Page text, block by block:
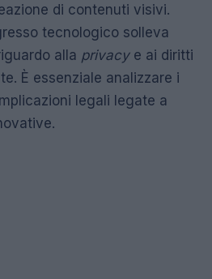
di contenuti visivi.
tecnologico solleva
alla privacye ai diritti
È essenziale analizzare i
legali legate a